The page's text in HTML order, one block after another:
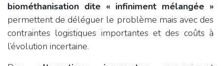
biométhanisation dite « infiniment mélangée »
permettent de déléguer le problème mais avec des
contraintes logistiques importantes et des coûts à
l’évolution incertaine.